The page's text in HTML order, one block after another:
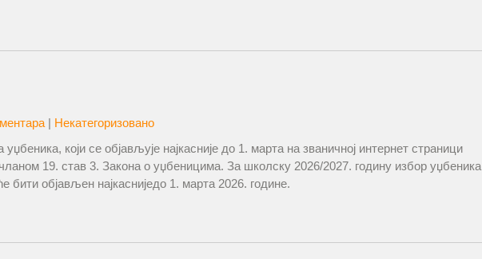
| Некатегоризовано
који се објављује најкасније до 1. марта на званичној интернет страници
19. став 3. Закона о уџбеницима. За школску 2026/2027. годину избор уџбеника
бити објављен најкасниједо 1. марта 2026. године.